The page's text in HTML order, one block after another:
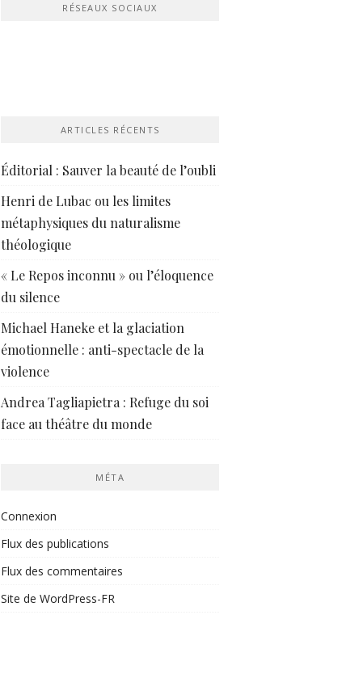
RÉSEAUX SOCIAUX
ARTICLES RÉCENTS
Éditorial : Sauver la beauté de l’oubli
Henri de Lubac ou les limites
métaphysiques du naturalisme
théologique
« Le Repos inconnu » ou l’éloquence
du silence
Michael Haneke et la glaciation
émotionnelle : anti-spectacle de la
violence
Andrea Tagliapietra : Refuge du soi
face au théâtre du monde
MÉTA
Connexion
Flux des publications
Flux des commentaires
Site de WordPress-FR